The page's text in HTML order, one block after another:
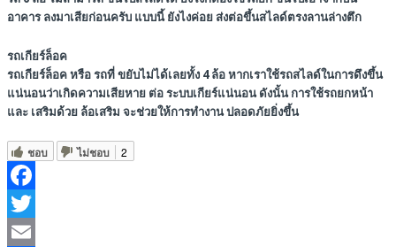
อาคาร ลงมาเสียก่อนครับ แบบนี้ ยังไงค่อย ส่งต่อขึ้นสไลด์ตรงลานล่างตึก
รถเกียร์ล็อค
รถเกียร์ล็อค หรือ รถที่ ขยับไม่ได้เลยทั้ง 4 ล้อ หากเราใช้รถสไลด์ในการดึงขึ้น
แน่นอนว่าเกิดความเสียหาย ต่อ ระบบเกียร์แน่นอน ดังนั้น การใช้รถยกหน้า
และ เสริมด้วย ล้อเสริม จะช่วยให้การทำงาน ปลอดภัยยิ่งขึ้น
ชอบ ไม่ชอบ 2
Facebook
Twitter